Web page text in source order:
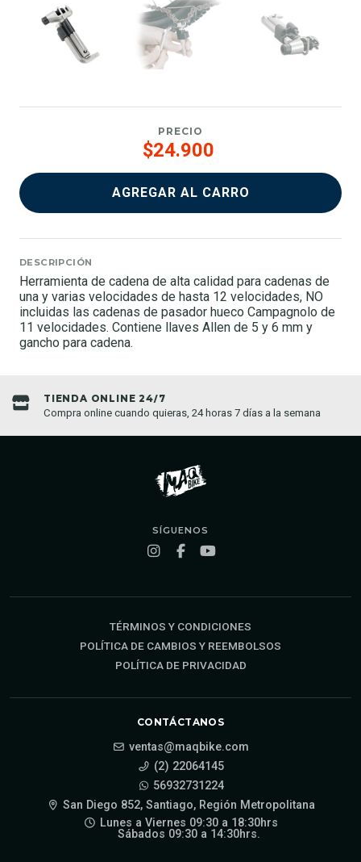
PRECIO
$24.900
AGREGAR AL CARRO
DESCRIPCIÓN
Herramienta de cadena de alta calidad para cadenas de
una y varias velocidades de hasta 12 velocidades, NO
incluidas las cadenas de pasador hueco Campagnolo de
11 velocidades. Contiene llaves Allen de 5 y 6 mm y
gancho para cadena.
TIENDA ONLINE 24/7
Compra online cuando quieras, 24 horas 7 días a la semana
SÍGUENOS
TÉRMINOS Y CONDICIONES
POLÍTICA DE CAMBIOS Y REEMBOLSOS
POLÍTICA DE PRIVACIDAD
CONTÁCTANOS
ventas@maqbike.com
(2) 22064145
56932731224
San Diego 852, Santiago, Región Metropolitana
Lunes a Viernes 09:30 a 18:30hrs
Sábados 09:30 a 14:30hrs.